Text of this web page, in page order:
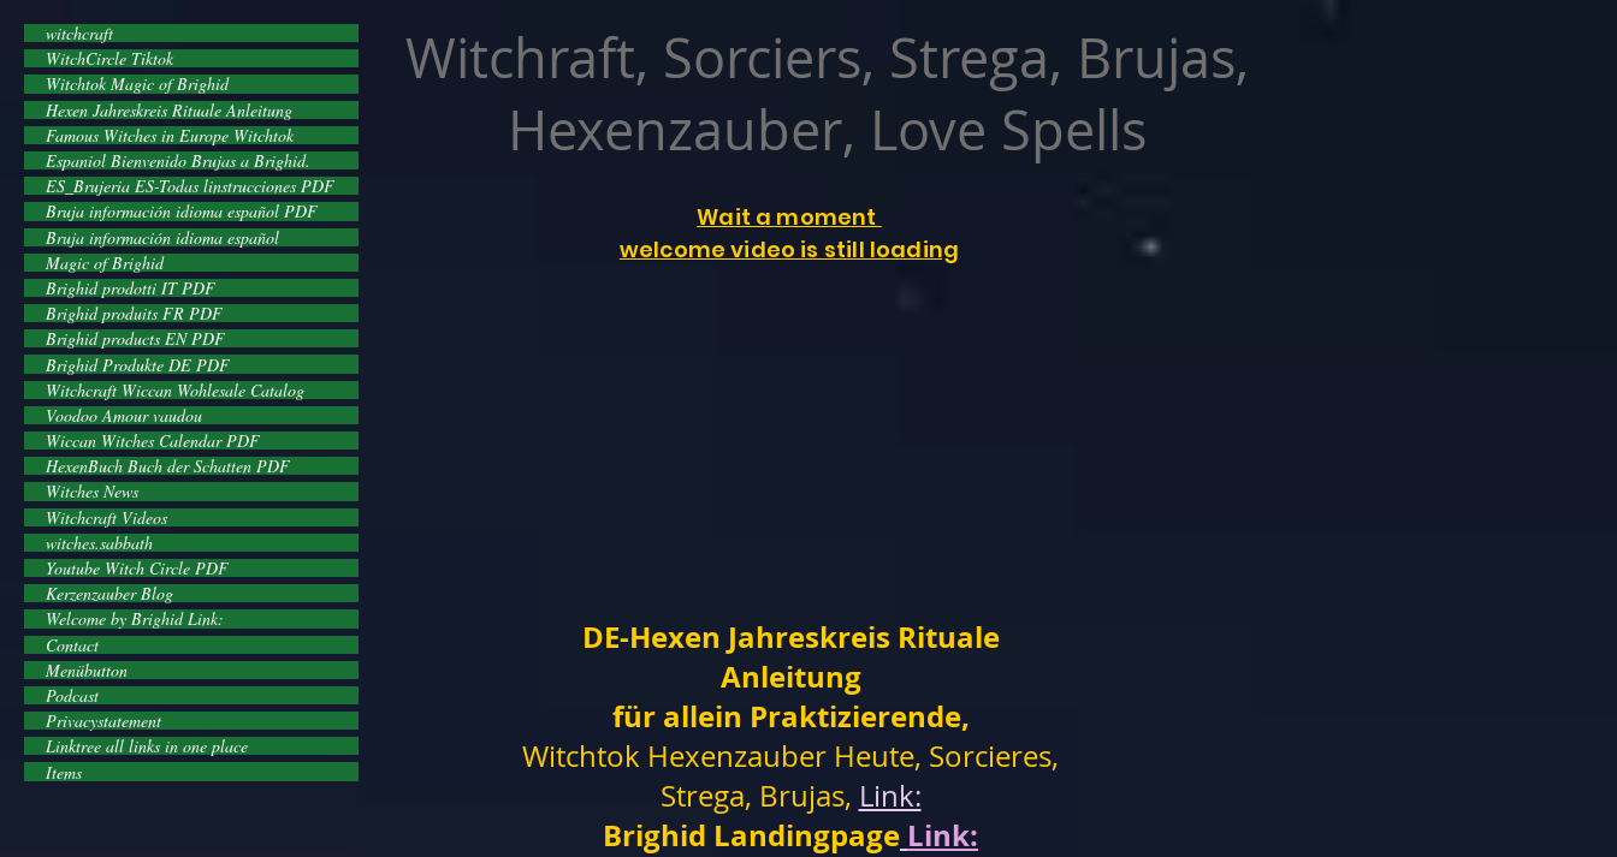
witchcraft
WitchCircle Tiktok
Witchtok Magic of Brighid
Hexen Jahreskreis Rituale Anleitung
Famous Witches in Europe Witchtok
Espaniol Bienvenido Brujas a Brighid.
ES_Brujeria ES-Todas linstrucciones PDF
Bruja información idioma español PDF
Bruja información idioma español
Magic of Brighid
Brighid prodotti IT PDF
Brighid produits FR PDF
Brighid products EN PDF
Brighid Produkte DE PDF
Witchcraft Wiccan Wohlesale Catalog
Voodoo Amour vaudou
Wiccan Witches Calendar PDF
HexenBuch Buch der Schatten PDF
Witches News
Witchcraft Videos
witches.sabbath
Youtube Witch Circle PDF
Kerzenzauber Blog
Welcome by Brighid Link:
Contact
Menübutton
Podcast
Privacystatement
Linktree all links in one place
Items
Witchraft, Sorciers, Strega, Brujas,
Hexenzauber, Love Spells
Wait a moment
welcome video is still loading
DE-Hexen Jahreskreis Rituale
Anleitung
für allein Praktizierende,
Witchtok Hexenzauber Heute, Sorcieres,
Strega, Brujas, Link:
Brighid Landingpage Link: